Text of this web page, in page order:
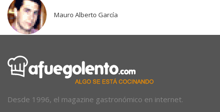
Mauro Alberto García
Desde 1996, el magazine gastronómico en internet.